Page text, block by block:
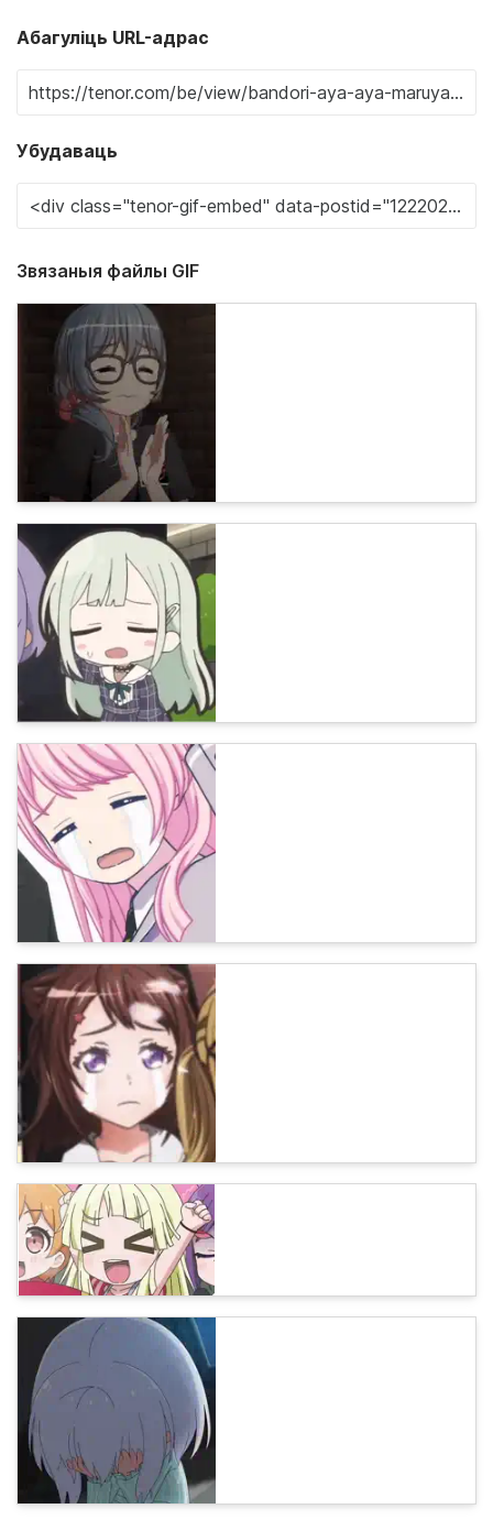
Абагуліць URL-адрас
Убудаваць
Звязаныя файлы GIF